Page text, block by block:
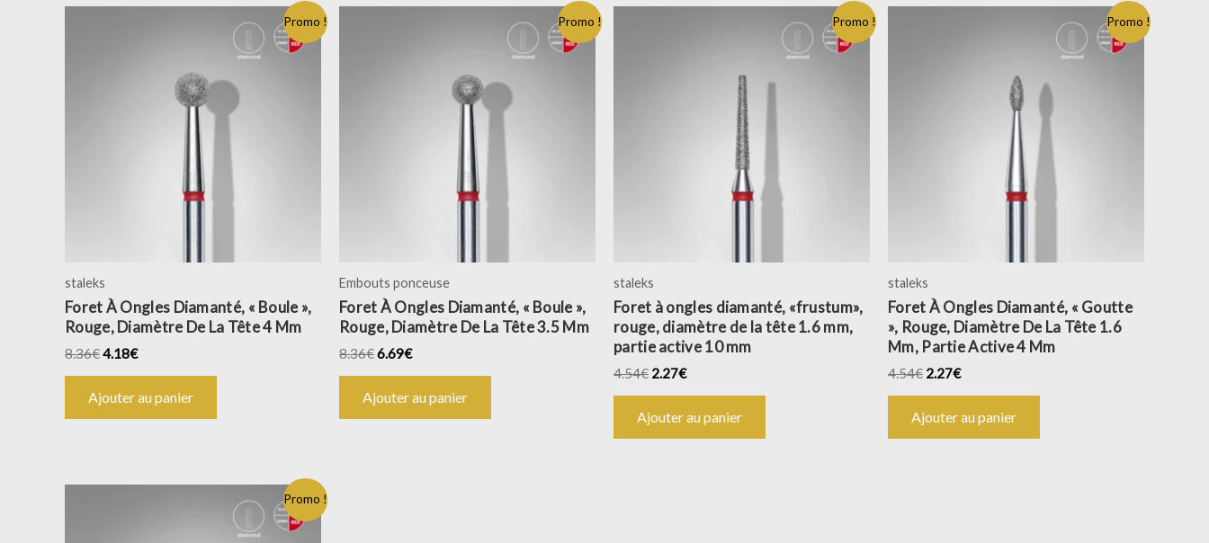
Promo !
staleks
Foret À Ongles Diamanté, « Boule »,
Rouge, Diamètre De La Tête 4 Mm
8.36€4.18€
Ajouter au panier
Promo !
Embouts ponceuse
Foret À Ongles Diamanté, « Boule »,
Rouge, Diamètre De La Tête 3.5 Mm
8.36€6.69€
Ajouter au panier
Promo !
staleks
Foret à ongles diamanté, «frustum»,
rouge, diamètre de la tête 1.6 mm,
partie active 10 mm
4.54€ 2.27€
Ajouter au panier
Promo !
staleks
Foret À Ongles Diamanté, « Goutte
», Rouge, Diamètre De La Tête 1.6
Mm, Partie Active 4 Mm
4.54€ 2.27€
Ajouter au panier
Promo !